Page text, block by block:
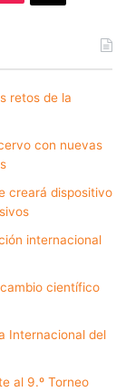
retos de la
con nuevas
creará dispositivo
internacional
científico
Internacional del
al 9.º Torneo